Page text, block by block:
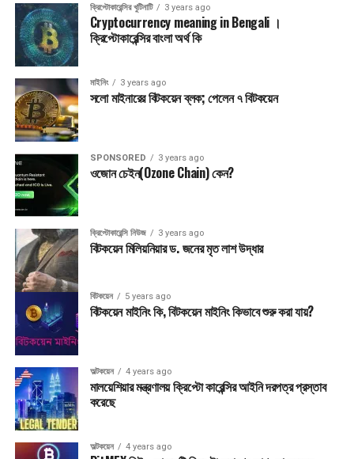
ক্রিপ্টোকারেন্সির খুটিনাটি 3 years ago
Cryptocurrency meaning in Bengali ।
ক্রিপ্টোকারেন্সির বাংলা অর্থ কি
মাইনিং 3 years ago
সলো মাইনারের বিটকয়েন ব্লক; পেলেন ৭ বিটকয়েন
SPONSORED 3 years ago
ওজোন চেইন(Ozone Chain) কেন?
ক্রিপ্টোকারেন্সি নিউজ 3 years ago
বিটকয়েন মিলিয়নিয়ার ড. জনের মৃত লাশ উদ্ধার
বিটকয়েন 5 years ago
বিটকয়েন মাইনিং কি, বিটকয়েন মাইনিং কিভাবে শুরু করা যায়?
অল্টকয়েন 4 years ago
মালয়েশিয়ার মন্ত্রণালয় ক্রিপ্টো কারেন্সির আইনি দরপত্র প্রস্তাব
করেছে
অল্টকয়েন 4 years ago